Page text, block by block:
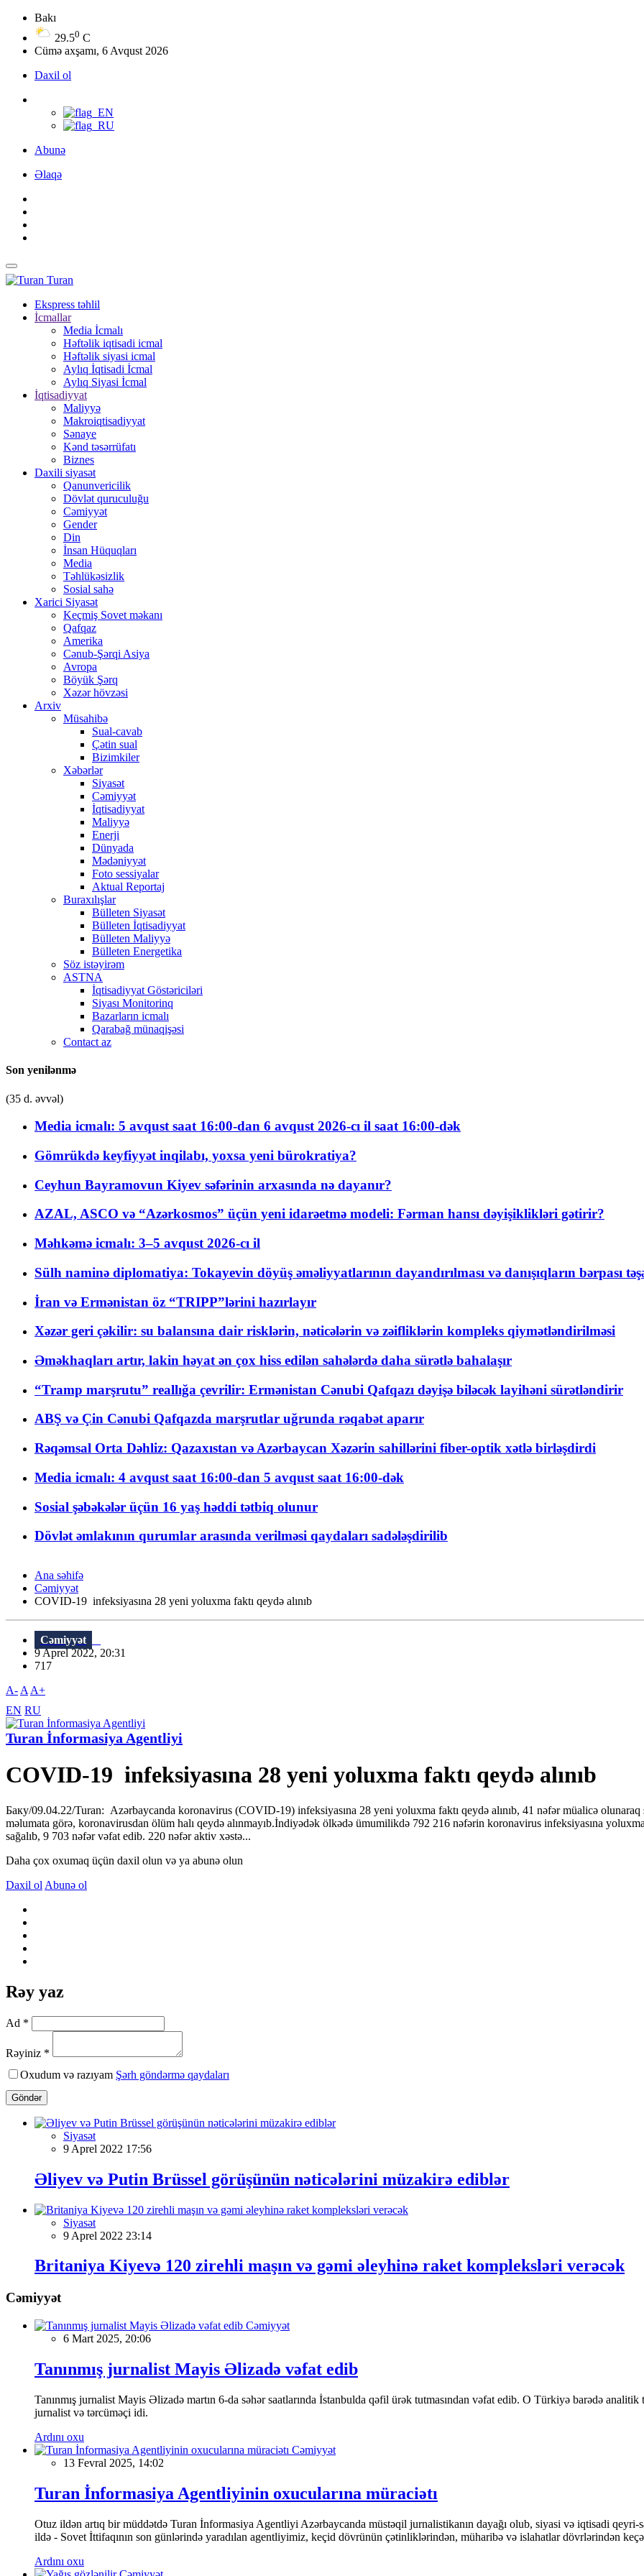
Bakı
29.50 C
Cümə axşamı, 6 Avqust 2026
Daxil ol
Abunə
Əlaqə
Turan
Ekspress təhlil
İcmallar
Media İcmalı
Həftəlik iqtisadi icmal
Həftəlik siyasi icmal
Aylıq İqtisadi İcmal
Aylıq Siyasi İcmal
İqtisadiyyat
Maliyyə
Makroiqtisadiyyat
Sənaye
Kənd təsərrüfatı
Biznes
Daxili siyasət
Qanunvericilik
Dövlət quruculuğu
Cəmiyyət
Gender
Din
İnsan Hüquqları
Media
Təhlükəsizlik
Sosial sahə
Xarici Siyasət
Keçmiş Sovet məkanı
Qafqaz
Amerika
Cənub-Şərqi Asiya
Avropa
Böyük Şərq
Xəzər hövzəsi
Arxiv
Müsahibə
Sual-cavab
Çətin sual
Bizimkiler
Xəbərlər
Siyasət
Cəmiyyət
İqtisadiyyat
Maliyyə
Enerji
Dünyada
Mədəniyyət
Foto sessiyalar
Aktual Reportaj
Buraxılışlar
Bülleten Siyasət
Bülleten İqtisadiyyat
Bülleten Maliyyə
Bülleten Energetika
Söz istəyirəm
ASTNA
İqtisadiyyat Göstəriciləri
Siyası Monitorinq
Bazarların icmalı
Qarabağ münaqişəsi
Contact az
Son yenilənmə
(35 d. əvvəl)
Media icmalı: 5 avqust saat 16:00-dan 6 avqust 2026-cı il saat 16:00-dək
Gömrükdə keyfiyyət inqilabı, yoxsa yeni bürokratiya?
Ceyhun Bayramovun Kiyev səfərinin arxasında nə dayanır?
AZAL, ASCO və “Azərkosmos” üçün yeni idarəetmə modeli: Fərman hansı dəyişiklikləri gətirir?
Məhkəmə icmalı: 3–5 avqust 2026-cı il
Sülh naminə diplomatiya: Tokayevin döyüş əməliyyatlarının dayandırılması və danışıqların bərpası
İran və Ermənistan öz “TRIPP”lərini hazırlayır
Xəzər geri çəkilir: su balansına dair risklərin, nəticələrin və zəifliklərin kompleks qiymətləndirilməsi
Əməkhaqları artır, lakin həyat ən çox hiss edilən sahələrdə daha sürətlə bahalaşır
“Tramp marşrutu” reallığa çevrilir: Ermənistan Cənubi Qafqazı dəyişə biləcək layihəni sürətləndirir
ABŞ və Çin Cənubi Qafqazda marşrutlar uğrunda rəqabət aparır
Rəqəmsal Orta Dəhliz: Qazaxıstan və Azərbaycan Xəzərin sahillərini fiber-optik xətlə birləşdirdi
Media icmalı: 4 avqust saat 16:00-dan 5 avqust saat 16:00-dək
Sosial şəbəkələr üçün 16 yaş həddi tətbiq olunur
Dövlət əmlakının qurumlar arasında verilməsi qaydaları sadələşdirilib
Ana səhifə
Cəmiyyət
COVID-19 infeksiyasına 28 yeni yoluxma faktı qeydə alınıb
Cəmiyyət
9 Aprel 2022, 20:31
717
A- A A+
EN RU
Turan İnformasiya Agentliyi
COVID-19 infeksiyasına 28 yeni yoluxma faktı qeydə alınıb
Баку/09.04.22/Turan: Azərbaycanda koronavirus (COVID-19) infeksiyasına 28 yeni yoluxma faktı qeydə alınıb, 41 nəfər müalicə
məlumata görə, koronavirusdan ölüm halı qeydə alınmayıb.İndiyədək ölkədə ümumilikdə 792 216 nəfərin koronavirus infeksiyasına
sağalıb, 9 703 nəfər vəfat edib. 220 nəfər aktiv xəstə...
Daha çox oxumaq üçün daxil olun və ya abunə olun
Daxil ol Abunə ol
Rəy yaz
Ad *
Rəyiniz *
Oxudum və razıyam Şərh göndərmə qaydaları
Göndər
Siyasət
9 Aprel 2022 17:56
Əliyev və Putin Brüssel görüşünün nəticələrini müzakirə ediblər
Siyasət
9 Aprel 2022 23:14
Britaniya Kiyevə 120 zirehli maşın və gəmi əleyhinə raket kompleksləri verəcək
Cəmiyyət
Cəmiyyət
6 Mart 2025, 20:06
Tanınmış jurnalist Mayis Əlizadə vəfat edib
Tanınmış jurnalist Mayis Əlizadə martın 6-da səhər saatlarında İstanbulda qəfil ürək tutmasından vəfat edib. O Türkiyə barədə
jurnalist və tərcüməçi idi.
Ardını oxu
Cəmiyyət
13 Fevral 2025, 14:02
Turan İnformasiya Agentliyinin oxucularına müraciətı
Otuz ildən artıq bir müddətdə Turan İnformasiya Agentliyi Azərbaycanda müstəqil jurnalistikanın dayağı olub, siyasi və iqtisadi
ildə - Sovet İttifaqının son günlərində yaradılan agentliyimiz, keçid dövrünün çətinliklərindən, müharibə və islahatlar dövrlərindən
Ardını oxu